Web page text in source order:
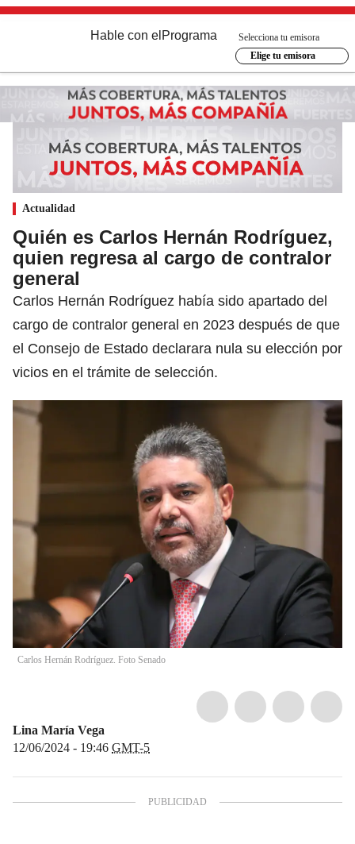
Hable con el Programa
Selecciona tu emisora
Elige tu emisora
Actualidad
Quién es Carlos Hernán Rodríguez,
quien regresa al cargo de contralor
general
Carlos Hernán Rodríguez había sido apartado del
cargo de contralor general en 2023 después de que
el Consejo de Estado declarara nula su elección por
vicios en el trámite de selección.
Carlos Hernán Rodríguez. Foto Senado
Lina María Vega
12/06/2024 - 19:46 GMT-5